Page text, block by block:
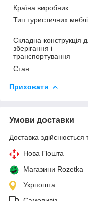
Країна виробник
Тип туристичних
Складна конструкція
зберігання і
транспортування
Стан
Приховати
Умови доставки
Доставка здійснюється
Нова Пошта
Магазини Rozetka
Укрпошта